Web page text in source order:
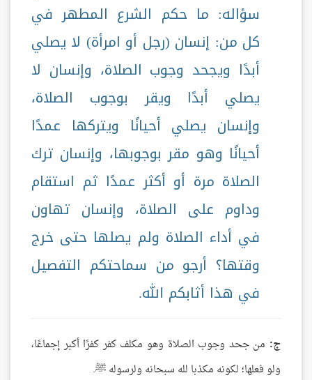
سؤاله: ما حكم الشرع المطهر في
كل من: إنسان (رجل أو امرأة) لا يصلي
أبدًا ويجحد وجوب الصلاة، وإنسان لا
يصلي أبدًا ويقر بوجوب الصلاة،
وإنسان يصلي أحيانًا ويتركها عمدًا
أحيانًا وهو مقر بوجوبها، وإنسان ترك
الصلاة مرة أو أكثر عمدًا ثم استقام
وداوم على الصلاة، وإنسان تهاون
في أداء الصلاة ولم يصلها حتى خرج
وقتها؟ أرجو من سماحتكم التفصيل
في هذا أثابكم الله.
ج: من جحد وجوب الصلاة وهو مكلف كفر كفرًا أكبر إجماعًا،
ولو فعلها؛ لكونه مكذبا لله سبحانه ولرسوله ﷺ.